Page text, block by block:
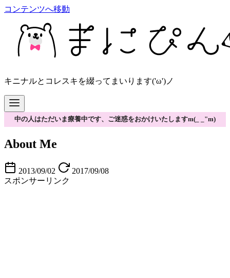
コンテンツへ移動
キニナルとコレスキを綴ってまいります('ω')ノ
中の人はただいま療養中です、ご迷惑をおかけいたしますm(_ _"m)
About Me
2013/09/02
2017/09/08
スポンサーリンク